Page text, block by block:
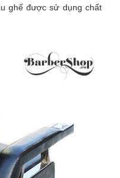
ghế được sử dụng chất